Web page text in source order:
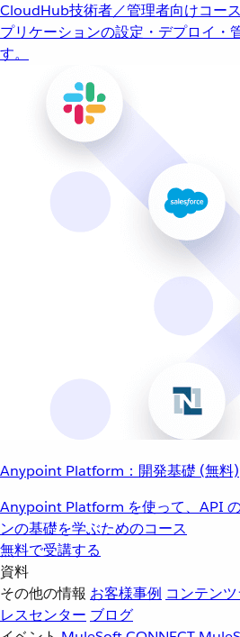
CloudHub技術者／管理者向けコー
プリケーションの設定・デプロイ・
す。
Anypoint Platform：開発基礎 (無料)
Anypoint Platform を使って、API
ンの基礎を学ぶためのコース
無料で受講する
資料
その他の情報 お客様事例 コンテン
レスセンター ブログ